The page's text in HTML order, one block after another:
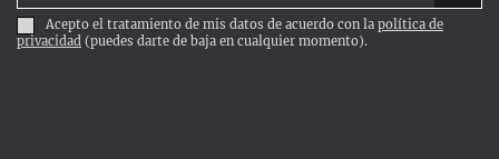
Acepto el tratamiento de mis datos de acuerdo con la política de
privacidad (puedes darte de baja en cualquier momento).